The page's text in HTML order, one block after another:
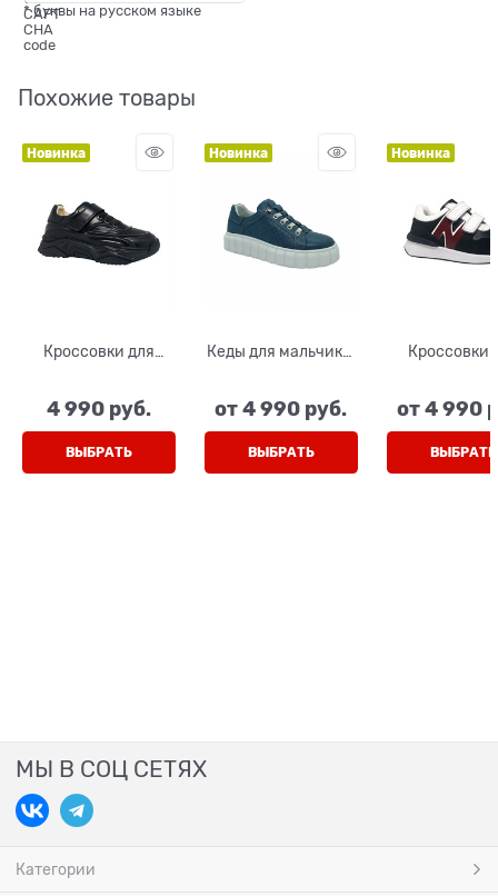
* буквы на русском языке
Похожие товары
Новинка
Кроссовки для
липучка
4 990 руб.
ВЫБРАТЬ
Новинка
Кеды для мальчика,
от4 990 руб.
ВЫБРАТЬ
Новинка
Кроссовки
белый,
от4 990
ВЫБРАТЬ
МЫ В СОЦ СЕТЯХ
Категории